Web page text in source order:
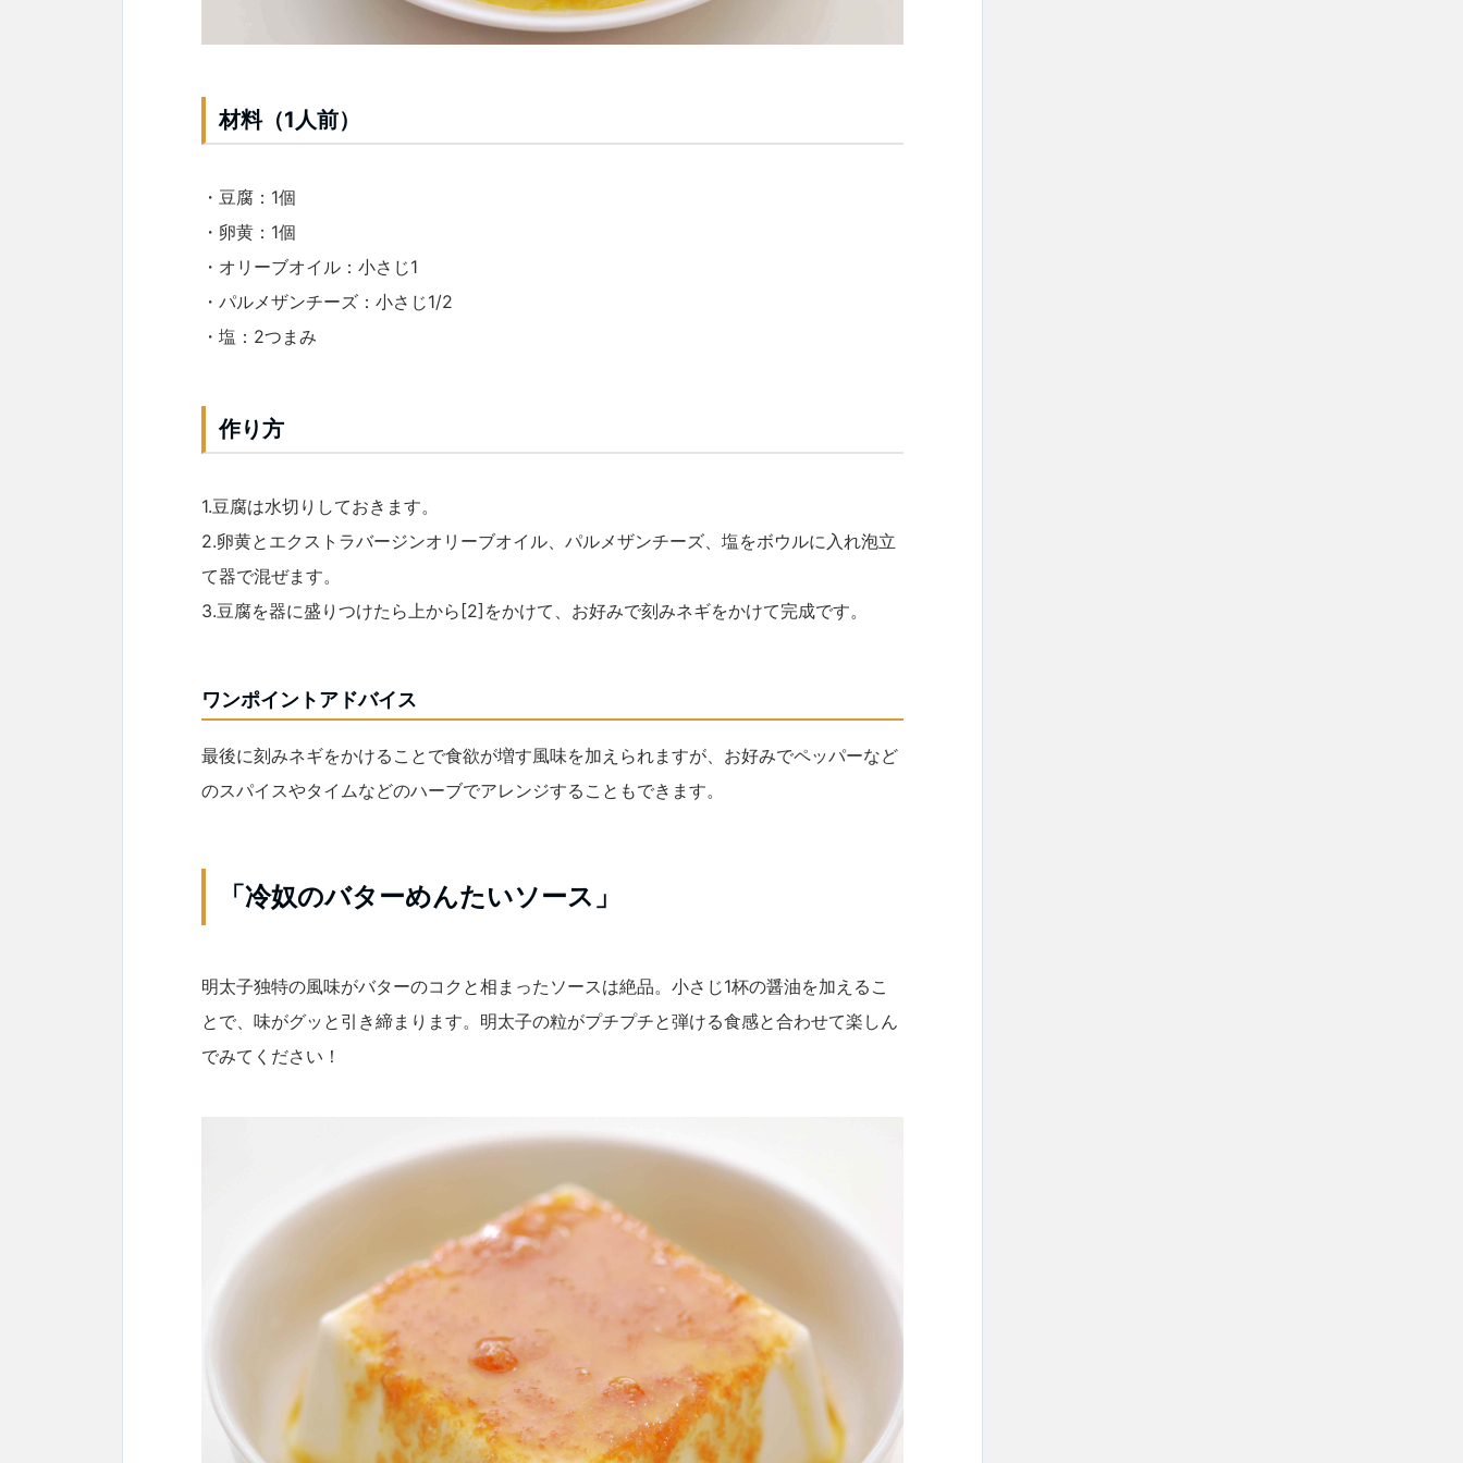
材料（1人前）
・豆腐：1個
・卵黄：1個
・オリーブオイル：小さじ1
・パルメザンチーズ：小さじ1/2
・塩：2つまみ
作り方
1.豆腐は水切りしておきます。
2.卵黄とエクストラバージンオリーブオイル、パルメザンチーズ、塩をボウルに入れ泡立
て器で混ぜます。
3.豆腐を器に盛りつけたら上から[2]をかけて、お好みで刻みネギをかけて完成です。
ワンポイントアドバイス
最後に刻みネギをかけることで食欲が増す風味を加えられますが、お好みでペッパーなど
のスパイスやタイムなどのハーブでアレンジすることもできます。
「冷奴のバターめんたいソース」
明太子独特の風味がバターのコクと相まったソースは絶品。小さじ1杯の醤油を加えるこ
とで、味がグッと引き締まります。明太子の粒がプチプチと弾ける食感と合わせて楽しん
でみてください！